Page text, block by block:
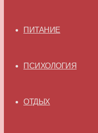
ПИТАНИЕ
ПСИХОЛОГИЯ
ОТДЫХ